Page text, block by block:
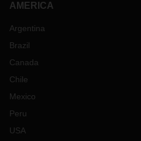
AMERICA
Argentina
Brazil
Canada
Chile
Mexico
Peru
USA